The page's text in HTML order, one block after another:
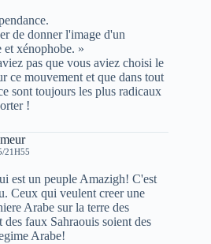
de donner l'image d'un
et xénophobe. »
pas que vous aviez choisi le
ce mouvement et que dans tout
sont toujours les plus radicaux
!
21H55
est un peuple Amazigh! C'est
Ceux qui veulent creer une
Arabe sur la terre des
faux Sahraouis soient des
Arabe!